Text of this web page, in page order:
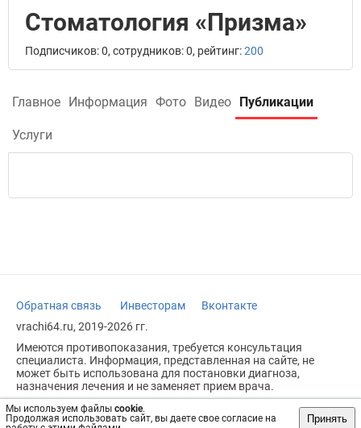
Мы используем файлы cookie.
Продолжая использовать сайт, вы даете свое согласие на
Принять
Стоматология «Призма»
Подписчиков: 0, сотрудников: 0, рейтинг:200
Главное Информация Фото Видео Публикации
Услуги
Обратная связь Инвесторам
Вконтакте
vrachi64.ru, 2019-2026 гг.
Имеются противопоказания, требуется консультация
специалиста. Информация, представленная на сайте, не
может быть использована для постановки диагноза,
назначения лечения и не заменяет прием врача.
Возрастное ограничение: 18+